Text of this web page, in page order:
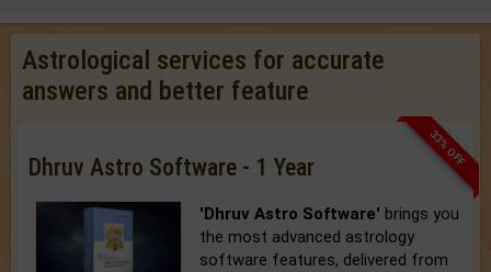
Astrological services for accurate
answers and better feature
33% OFF
Dhruv Astro Software - 1 Year
'Dhruv Astro Software' brings you
the most advanced astrology
software features, delivered from